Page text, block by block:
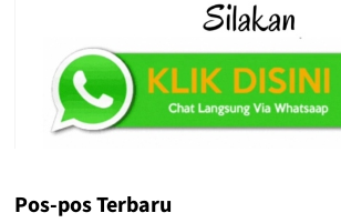
Pos-pos Terbaru